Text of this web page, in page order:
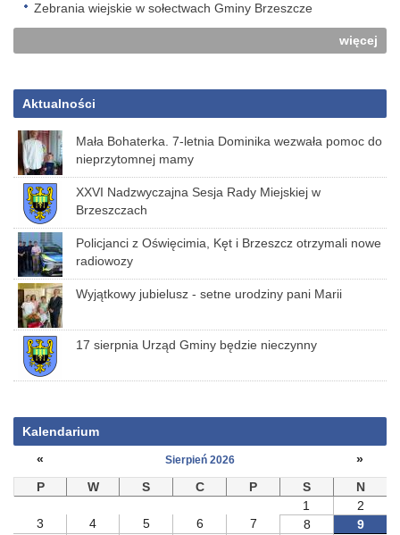
Zebrania wiejskie w sołectwach Gminy Brzeszcze
więcej
Aktualności
Mała Bohaterka. 7-letnia Dominika wezwała pomoc do
nieprzytomnej mamy
XXVI Nadzwyczajna Sesja Rady Miejskiej w
Brzeszczach
Policjanci z Oświęcimia, Kęt i Brzeszcz otrzymali nowe
radiowozy
Wyjątkowy jubielusz - setne urodziny pani Marii
17 sierpnia Urząd Gminy będzie nieczynny
Kalendarium
«
Sierpień 2026
»
P
W S C P S
N
1
2
3
4 5 6 7 8
9